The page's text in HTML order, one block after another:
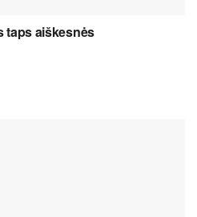
taps aiškesnės